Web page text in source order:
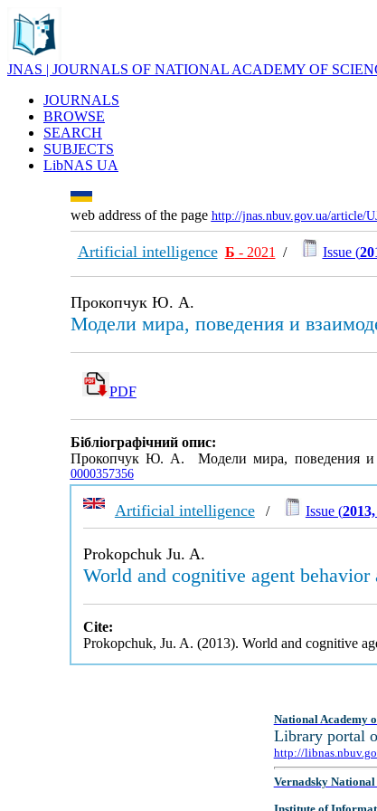
JNAS | JOURNALS OF NATIONAL ACADEMY OF
JOURNALS
BROWSE
SEARCH
SUBJECTS
LibNAS UA
web address of the page http://jnas.nbuv.gov.ua/article/
Artificial intelligence Б - 2021 / Issue (
Прокопчук Ю. А.
Модели мира, поведения и
PDF
Бібліографічний опис:
Прокопчук Ю. А. Модели мира, поведения и
0000357356
Artificial intelligence/ Issue (
Prokopchuk Ju. A.
World and cognitive agent behavior
Cite:
Prokopchuk, Ju. A. (2013). World and cognitive
National Academy
Library portal
http://
Vernadsky